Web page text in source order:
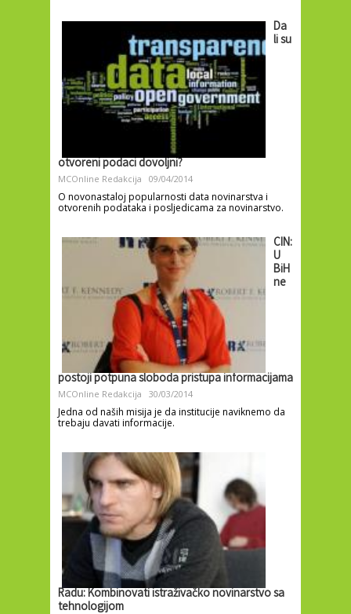
Da
li su
otvoreni podaci dovoljni?
MCOnline Redakcija 09/04/2014
O novonastaloj popularnosti data novinarstva i
otvorenih podataka i posljedicama za novinarstvo.
CIN:
U
BiH
ne
postoji potpuna sloboda pristupa informacijama
MCOnline Redakcija 30/03/2014
Jedna od naših misija je da institucije naviknemo da
trebaju davati informacije.
Radu: Kombinovati istraživačko novinarstvo sa
tehnologijom